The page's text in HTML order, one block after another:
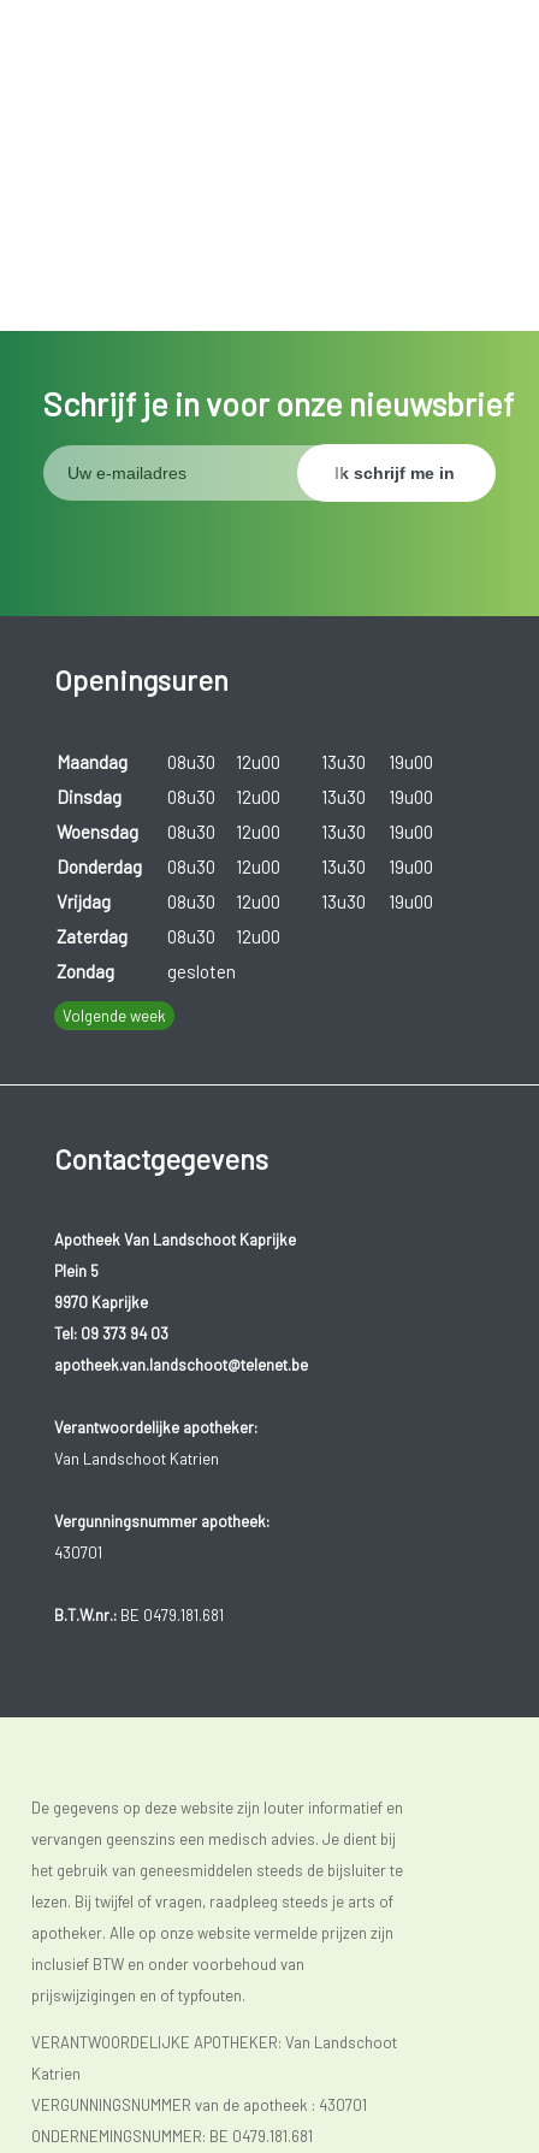
Schrijf je in voor onze nieuwsbrief
Openingsuren
Maandag 08u30 12u00 13u30
19u00
Dinsdag
08u30 12u00 13u30
19u00
Woensdag
08u30 12u00 13u30
19u00
Donderdag
08u30 12u00 13u30
19u00
Vrijdag
08u30 12u00 13u30
19u00
Zaterdag
08u30
12u00
Zondag
gesloten
Volgende week
Contactgegevens
Apotheek Van Landschoot Kaprijke
Plein 5
9970 Kaprijke
Tel: 09 373 94 03
apotheek.van.landschoot@telenet.be
Verantwoordelijke apotheker:
Van Landschoot Katrien
Vergunningsnummer apotheek:
430701
B.T.W.nr.:BE 0479.181.681
De gegevens op deze website zijn louter informatief en
vervangen geenszins een medisch advies. Je dient bij
het gebruik van geneesmiddelen steeds de bijsluiter te
lezen. Bij twijfel of vragen, raadpleeg steeds je arts of
apotheker. Alle op onze website vermelde prijzen zijn
inclusief BTW en onder voorbehoud van
prijswijzigingen en of typfouten.
VERANTWOORDELIJKE APOTHEKER: Van Landschoot
Katrien
VERGUNNINGSNUMMER van de apotheek : 430701
ONDERNEMINGSNUMMER: BE 0479.181.681